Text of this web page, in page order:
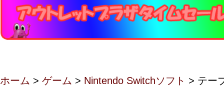
ホーム > ゲーム > Nintendo Switchソフト > テー